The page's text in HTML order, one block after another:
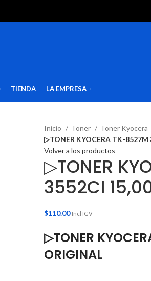
TIENDA LA EMPRESA
Inicio Toner
Toner Kyocera
▷TONER KYOCERA TK-8527M
Volver a los productos
▷TONER
3552CI
$110.00 Incl IGV
▷TONER
ORIGINAL